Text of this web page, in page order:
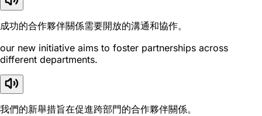
成功的合作夥伴關係需要開放的溝通和協作。
our new initiative aims to foster partnerships across
different departments.
我們的新舉措旨在促進跨部門的合作夥伴關係。